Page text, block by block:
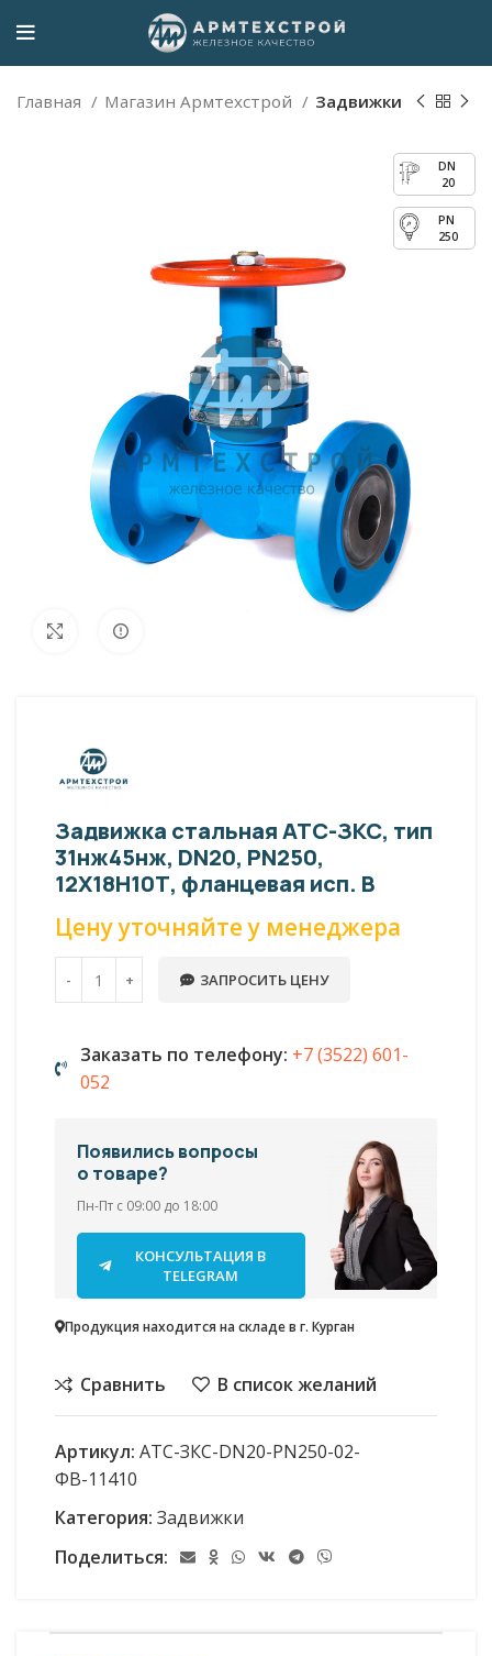
Главная Магазин Армтехстрой Задвижки
20
250
Увеличить
Задвижка стальная АТС-ЗКС, тип
31нж45нж, DN20, PN250,
12Х18Н10Т, фланцевая исп. В
Цену уточняйте у менеджера
ЗАПРОСИТЬ ЦЕНУ
Заказать по телефону: +7 (3522) 601-
052
Появились вопросы
о товаре?
Пн-Пт с 09:00 до 18:00
КОНСУЛЬТАЦИЯ В
TELEGRAM
Продукция находится на складе в г. Курган
Сравнить В список желаний
Артикул: АТС-ЗКС-DN20-PN250-02-
ФВ-11410
Категория: Задвижки
Поделиться: